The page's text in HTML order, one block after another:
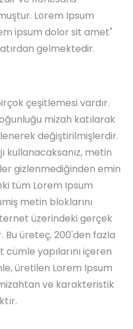
Lorem Ipsum
ipsum dolor sit amet"
gelmektedir.
çeşitlemesi vardır.
mizah katılarak
değiştirilmişlerdir.
kullanacaksanız, metin
gizlenmediğinden emin
tüm Lorem Ipsum
metin bloklarını
üzerindeki gerçek
üreteç, 200'den fazla
yapılarını içeren
üretilen Lorem Ipsum
ve karakteristik